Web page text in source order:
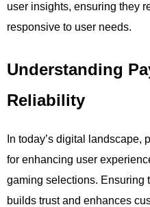
user insights, ensuring they
responsive to user needs.
Understanding
Reliability
In today’s digital landscape,
for enhancing user
gaming selections. Ensuring
builds trust and enhances